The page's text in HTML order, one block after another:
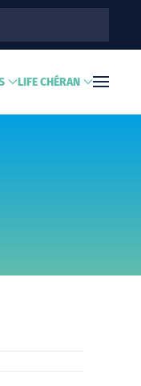
LIFE CHÉRAN